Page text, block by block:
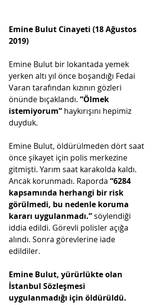
Emine Bulut Cinayeti (18 Ağustos
2019)
Emine Bulut bir lokantada yemek
yerken altı yıl önce boşandığı Fedai
Varan tarafından kızının gözleri
önünde bıçaklandı. “Ölmek
istemiyorum” haykırışını hepimiz
duyduk.
Emine Bulut, öldürülmeden dört saat
önce şikayet için polis merkezine
gitmişti. Yarım saat karakolda kaldı.
Ancak korunmadı. Raporda “6284
kapsamında herhangi bir risk
görülmedi, bu nedenle koruma
kararı uygulanmadı.” söylendiği
iddia edildi. Görevli polisler açığa
alındı. Sonra görevlerine iade
edildiler.
Emine Bulut, yürürlükte olan
İstanbul Sözleşmesi
uygulanmadığı için öldürüldü.